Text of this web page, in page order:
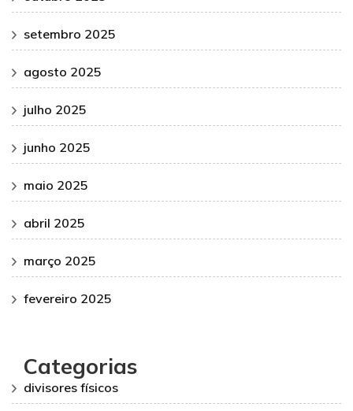
setembro 2025
agosto 2025
julho 2025
junho 2025
maio 2025
abril 2025
março 2025
fevereiro 2025
Categorias
divisores físicos